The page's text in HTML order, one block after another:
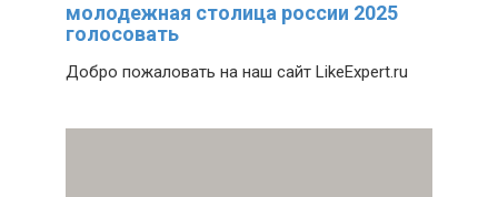
молодежная столица россии 2025
голосовать
Добро пожаловать на наш сайт LikeExpert.ru